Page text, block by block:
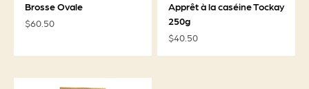
Brosse Ovale
Prix de vente
$60.50
Apprêt à la caséine Tockay
250g
Prix de vente
$40.50